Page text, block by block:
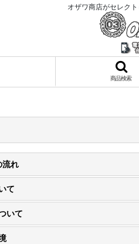
オザワ商店がセレク
商品検索
流れ
て
いて